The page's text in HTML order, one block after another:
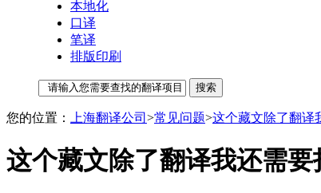
本地化
口译
笔译
排版印刷
您的位置： 上海翻译公司 >常见问题>这个藏文除了翻译
这个藏文除了翻译我还需